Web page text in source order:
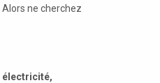
Alors ne cherchez
électricité,